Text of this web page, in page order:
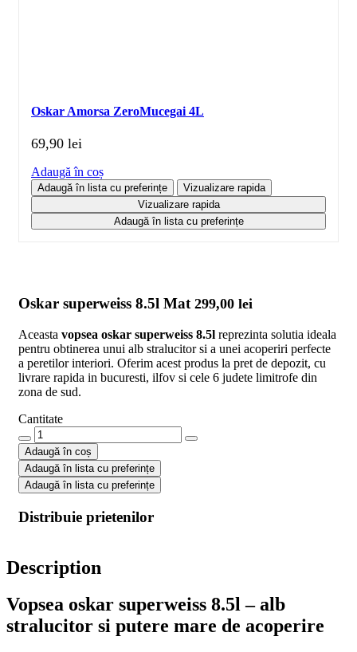
Oskar superweiss 8.5l Mat 299,00 lei
Aceasta vopsea oskar superweiss 8.5l reprezinta solutia ideala
pentru obtinerea unui alb stralucitor si a unei acoperiri perfecte
a peretilor interiori. Oferim acest produs la pret de depozit, cu
livrare rapida in bucuresti, ilfov si cele 6 judete limitrofe din
zona de sud.
Cantitate
Oskar
superweiss
8.5l
Mat
quantity
Adaugă în coș
Adaugă în lista cu preferințe
Adaugă în lista cu preferințe
Distribuie prietenilor
Oskar Amorsa ZeroMucegai 4L
69,90 lei
Adaugă în coș
Adaugă în lista cu preferințe
Vizualizare rapida
Vizualizare rapida
Adaugă în lista cu preferințe
Description
Vopsea oskar superweiss 8.5l – alb
stralucitor si putere mare de acoperire